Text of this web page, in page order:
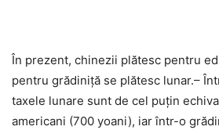
În prezent, chinezii plătesc pentru
pentru grădiniță se plătesc lunar.–
taxele lunare sunt de cel puțin
americani (700 yoani), iar într-o